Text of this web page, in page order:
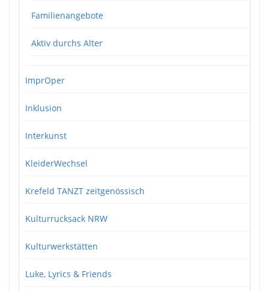
Familienangebote
Aktiv durchs Alter
ImprOper
Inklusion
Interkunst
KleiderWechsel
Krefeld TANZT zeitgenössisch
Kulturrucksack NRW
Kulturwerkstätten
Luke, Lyrics & Friends